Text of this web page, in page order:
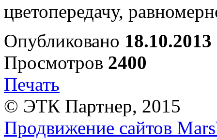
цветопередачу,
Опубликовано 18.10.2013
Просмотров 2400
Печать
© ЭТК Партнер, 2015
Продвижение сайтов